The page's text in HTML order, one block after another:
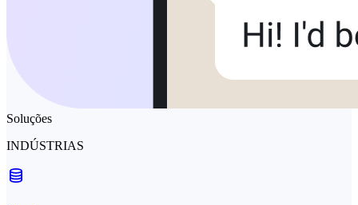
Soluções
INDÚSTRIAS